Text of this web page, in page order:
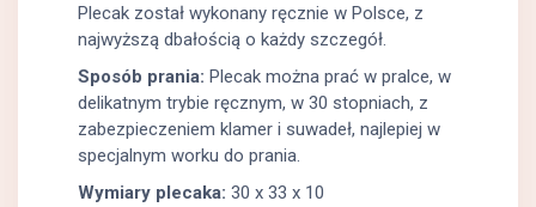
Plecak został wykonany ręcznie w Polsce, z
najwyższą dbałością o każdy szczegół.
Sposób prania: Plecak można prać w pralce, w
delikatnym trybie ręcznym, w 30 stopniach, z
zabezpieczeniem klamer i suwadeł, najlepiej w
specjalnym worku do prania.
Wymiary plecaka: 30 x 33 x 10